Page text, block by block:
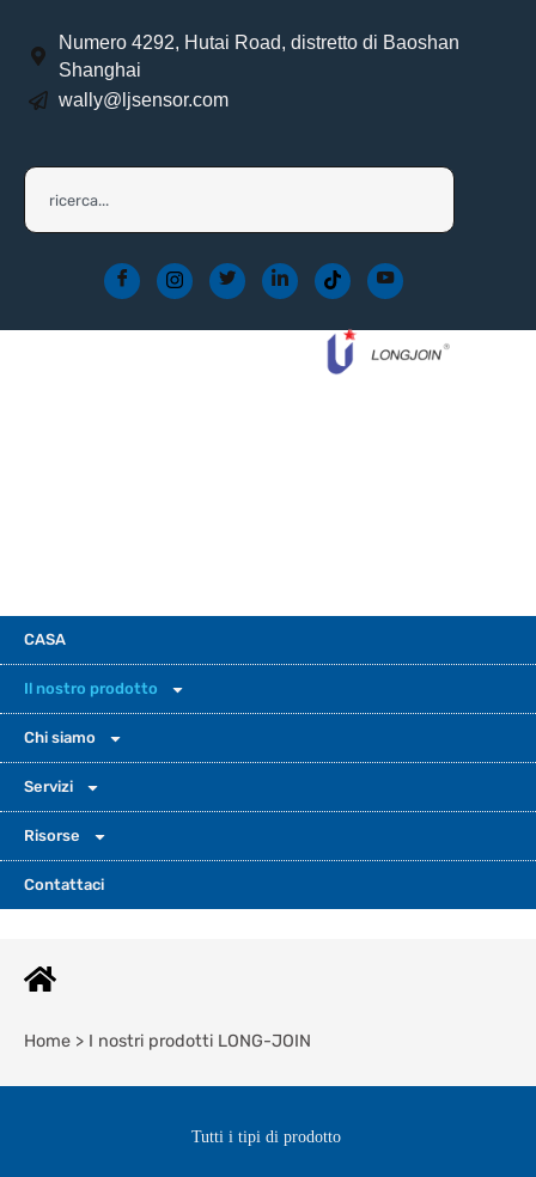
Numero 4292, Hutai Road, distretto di Baoshan
Shanghai
wally@ljsensor.com
CASA
Il nostro prodotto
Chi siamo
Servizi
Risorse
Contattaci
Home > I nostri prodotti LONG-JOIN
Tutti i tipi di prodotto